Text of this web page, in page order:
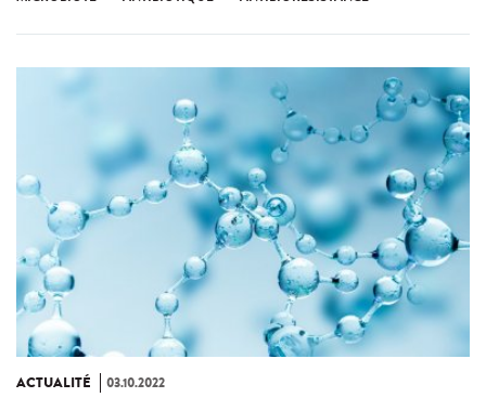
ACTUALITÉ 03.10.2022